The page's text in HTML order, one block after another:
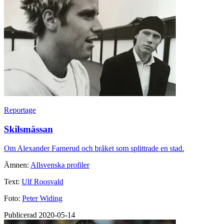
Reportage
Skilsmässan
Om Alexander Farnerud och bråket som splittrade en stad.
Ämnen: Allsvenska profiler
Text: Ulf Roosvald
Foto: Peter Widing
Publicerad 2020-05-14